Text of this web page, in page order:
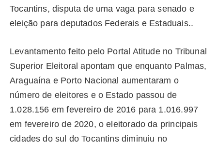
Tocantins, disputa de uma vaga para senado e
eleição para deputados Federais e Estaduais..
Levantamento feito pelo Portal Atitude no Tribunal
Superior Eleitoral apontam que enquanto Palmas,
Araguaína e Porto Nacional aumentaram o
número de eleitores e o Estado passou de
1.028.156 em fevereiro de 2016 para 1.016.997
em fevereiro de 2020, o eleitorado da principais
cidades do sul do Tocantins diminuiu no